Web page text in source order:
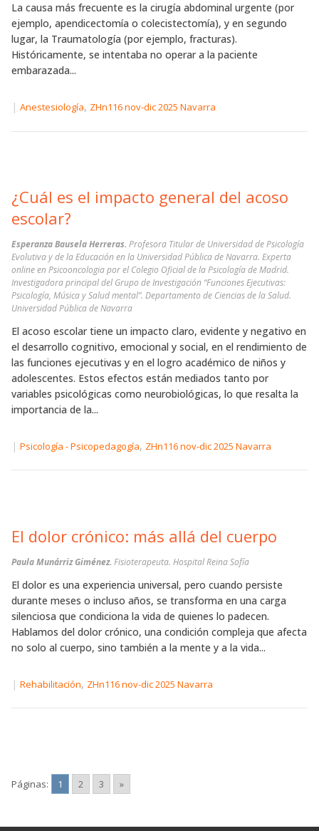
La causa más frecuente es la cirugía abdominal urgente (por
ejemplo, apendicectomía o colecistectomía), y en segundo
lugar, la Traumatología (por ejemplo, fracturas).
Históricamente, se intentaba no operar a la paciente
embarazada...
| Anestesiología, ZHn116 nov-dic 2025 Navarra
¿Cuál es el impacto general del acoso
escolar?
Esperanza Bausela Herreras. Profesora Titular de Universidad de Psicología
Evolutiva y de la Educación en la Universidad Pública de Navarra. Experta
online en Psicooncologia por el Colegio Oficial de la Psicología de Madrid.
Investigadora principal del Grupo de Investigación “Funciones Ejecutivas:
Psicología, Música y Salud mental”. Departamento de Ciencias de la Salud.
Universidad Pública de Navarra
El acoso escolar tiene un impacto claro, evidente y negativo en
el desarrollo cognitivo, emocional y social, en el rendimiento de
las funciones ejecutivas y en el logro académico de niños y
adolescentes. Estos efectos están mediados tanto por
variables psicológicas como neurobiológicas, lo que resalta la
importancia de la...
| Psicología - Psicopedagogía, ZHn116 nov-dic 2025 Navarra
El dolor crónico: más allá del cuerpo
Paula Munárriz Giménez. Fisioterapeuta. Hospital Reina Sofía
El dolor es una experiencia universal, pero cuando persiste
durante meses o incluso años, se transforma en una carga
silenciosa que condiciona la vida de quienes lo padecen.
Hablamos del dolor crónico, una condición compleja que afecta
no solo al cuerpo, sino también a la mente y a la vida...
| Rehabilitación, ZHn116 nov-dic 2025 Navarra
Páginas: 1 2 3 »